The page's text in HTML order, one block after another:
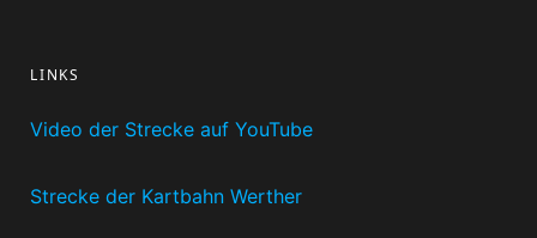
LINKS
Video der Strecke auf YouTube
Strecke der Kartbahn Werther